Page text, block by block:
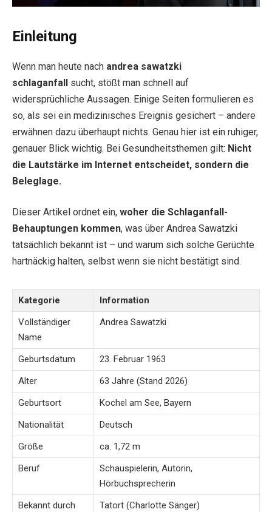
Einleitung
Wenn man heute nach andrea sawatzki
schlaganfall sucht, stößt man schnell auf
widersprüchliche Aussagen. Einige Seiten formulieren es
so, als sei ein medizinisches Ereignis gesichert – andere
erwähnen dazu überhaupt nichts. Genau hier ist ein ruhiger,
genauer Blick wichtig. Bei Gesundheitsthemen gilt: Nicht
die Lautstärke im Internet entscheidet, sondern die
Beleglage.
Dieser Artikel ordnet ein, woher die Schlaganfall-
Behauptungen kommen, was über Andrea Sawatzki
tatsächlich bekannt ist – und warum sich solche Gerüchte
hartnäckig halten, selbst wenn sie nicht bestätigt sind.
Kategorie
Information
Vollständiger
Name
Andrea Sawatzki
Geburtsdatum
23. Februar 1963
Alter
63 Jahre (Stand 2026)
Geburtsort
Kochel am See, Bayern
Nationalität
Deutsch
Größe
ca. 1,72 m
Beruf
Schauspielerin, Autorin,
Hörbuchsprecherin
Bekannt durch
Tatort (Charlotte Sänger)